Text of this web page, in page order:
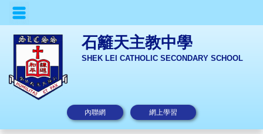
石籬天主教中學
SHEK LEI CATHOLIC SECONDARY SCHOOL
內聯網 網上學習